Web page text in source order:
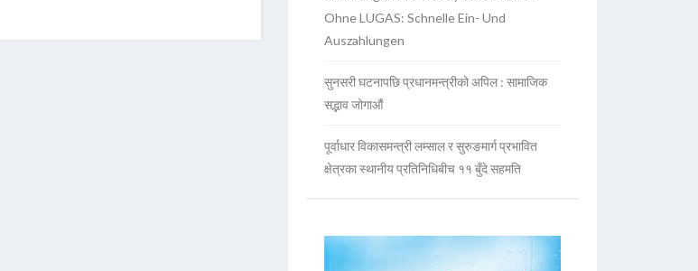
Ohne LUGAS: Schnelle Ein- Und
Auszahlungen
सुनसरी घटनापछि प्रधानमन्त्रीको अपिल : सामाजिक
सद्भाव जोगाऔं
पूर्वाधार विकासमन्त्री लम्साल र सुरुङमार्ग प्रभावित
क्षेत्रका स्थानीय प्रतिनिधिबीच ११ बुँदे सहमति